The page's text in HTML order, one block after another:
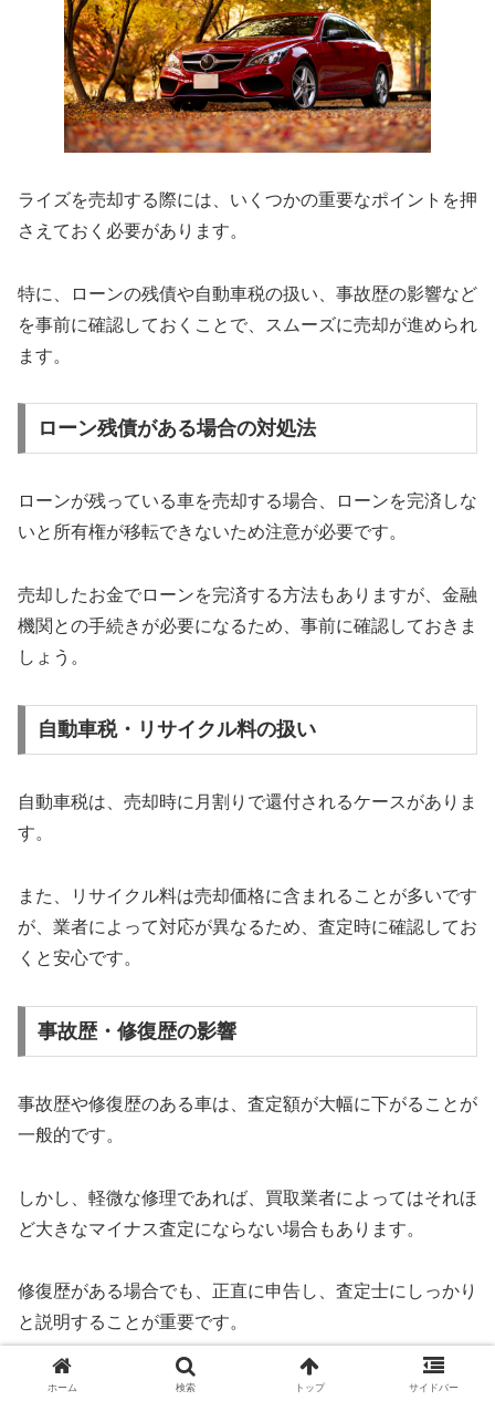
ライズを売却する際には、いくつかの重要なポイントを押
さえておく必要があります。
特に、ローンの残債や自動車税の扱い、事故歴の影響など
を事前に確認しておくことで、スムーズに売却が進められ
ます。
ローン残債がある場合の対処法
ローンが残っている車を売却する場合、ローンを完済しな
いと所有権が移転できないため注意が必要です。
売却したお金でローンを完済する方法もありますが、金融
機関との手続きが必要になるため、事前に確認しておきま
しょう。
自動車税・リサイクル料の扱い
自動車税は、売却時に月割りで還付されるケースがありま
す。
また、リサイクル料は売却価格に含まれることが多いです
が、業者によって対応が異なるため、査定時に確認してお
くと安心です。
事故歴・修復歴の影響
事故歴や修復歴のある車は、査定額が大幅に下がることが
一般的です。
しかし、軽微な修理であれば、買取業者によってはそれほ
ど大きなマイナス査定にならない場合もあります。
修復歴がある場合でも、正直に申告し、査定士にしっかり
と説明することが重要です。
走行距離が増えるとどうなる？
ホーム 検索 トップ サイドバー